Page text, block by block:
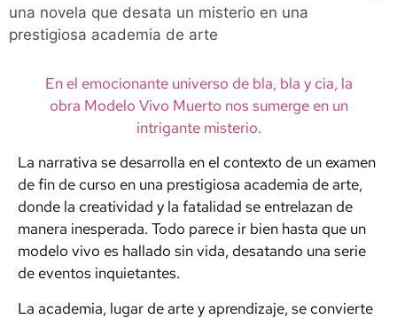
una novela que desata un misterio en una
prestigiosa academia de arte
En el emocionante universo de bla, bla y cia, la
obra Modelo Vivo Muerto nos sumerge en un
intrigante misterio.
La narrativa se desarrolla en el contexto de un examen
de fin de curso en una prestigiosa academia de arte,
donde la creatividad y la fatalidad se entrelazan de
manera inesperada. Todo parece ir bien hasta que un
modelo vivo es hallado sin vida, desatando una serie
de eventos inquietantes.
La academia, lugar de arte y aprendizaje, se convierte